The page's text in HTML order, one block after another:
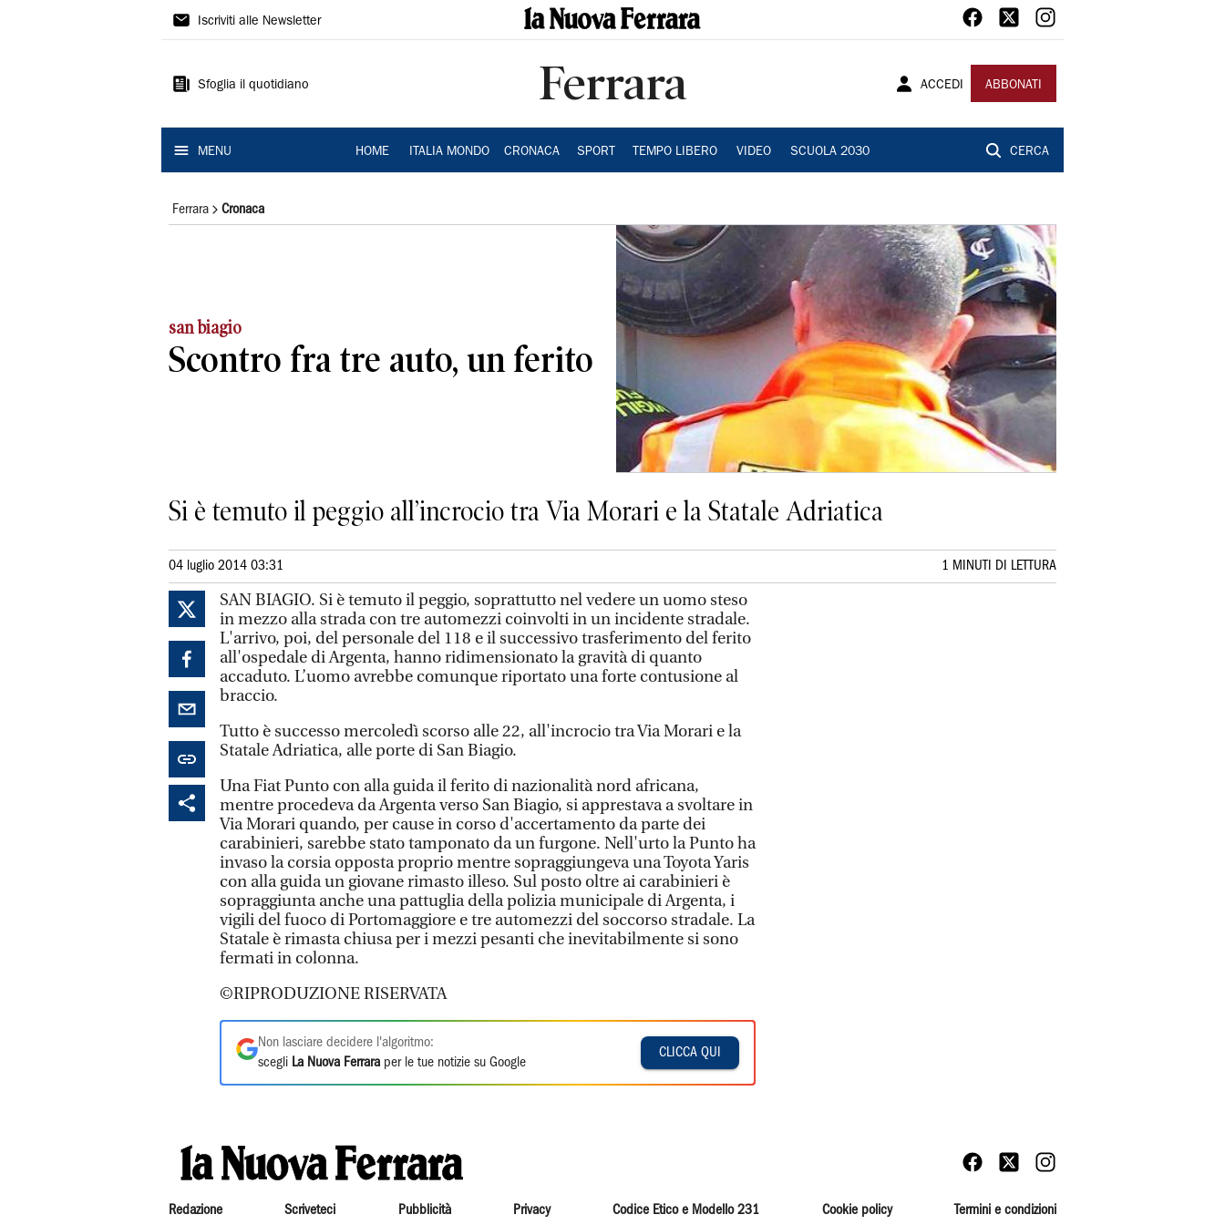
La
Ferrara
Iscriviti alle Newsletter
Sfoglia il quotidiano Ferrara ACCEDI ABBONATI
MENU HOME ITALIA MONDO CRONACA SPORT TEMPO LIBERO VIDEO SCUOLA 2030 CERCA
Ferrara Cronaca
san biagio
Scontro fra tre auto, un ferito
Si è temuto il peggio all’incrocio tra Via Morari e la Statale Adriatica
04 luglio 2014 03:31 1 MINUTI DI LETTURA
SAN BIAGIO. Si è temuto il peggio, soprattutto nel vedere un uomo steso
in mezzo alla strada con tre automezzi coinvolti in un incidente stradale.
L'arrivo, poi, del personale del 118 e il successivo trasferimento del ferito
all'ospedale di Argenta, hanno ridimensionato la gravità di quanto
accaduto. L’uomo avrebbe comunque riportato una forte contusione al
braccio.
Tutto è successo mercoledì scorso alle 22, all'incrocio tra Via Morari e la
Statale Adriatica, alle porte di San Biagio.
Una Fiat Punto con alla guida il ferito di nazionalità nord africana,
mentre procedeva da Argenta verso San Biagio, si apprestava a svoltare in
Via Morari quando, per cause in corso d'accertamento da parte dei
carabinieri, sarebbe stato tamponato da un furgone. Nell'urto la Punto ha
invaso la corsia opposta proprio mentre sopraggiungeva una Toyota Yaris
con alla guida un giovane rimasto illeso. Sul posto oltre ai carabinieri è
sopraggiunta anche una pattuglia della polizia municipale di Argenta, i
vigili del fuoco di Portomaggiore e tre automezzi del soccorso stradale. La
Statale è rimasta chiusa per i mezzi pesanti che inevitabilmente si sono
fermati in colonna.
©RIPRODUZIONE RISERVATA
Non lasciare decidere l'algoritmo:
scegli La Nuova Ferrara per le tue notizie su Google
CLICCA QUI
Redazione Scriveteci Pubblicità Privacy Codice Etico e Modello 231 Cookie policy Termini e condizioni